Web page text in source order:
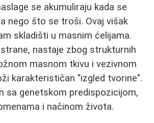
se akumuliraju kada se
nego što se troši. Ovaj višak
skladišti u masnim ćelijama.
nastaje zbog strukturnih
masnom tkivu i vezivnom
karakterističan "izgled tvorine".
sa genetskom predispozicijom,
i načinom života.